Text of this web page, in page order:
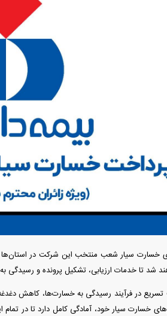
خسارت سیار شعب منتخب این شرکت در استان‌ها و
شد تا خدمات ارزیابی، تشکیل پرونده و رسیدگی
در فرآیند رسیدگی به خسارت‌ها، کاهش
سیار خود، آمادگی کامل دارد تا در تمام
هجوم خودروسازان چینی به
کارخانه‌های بحران‌زده نجات پیدا
قدرت تهدید
است؟
میلی‌آمپرساعتی